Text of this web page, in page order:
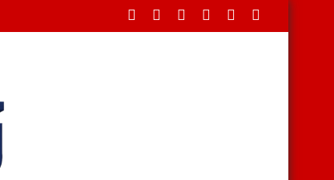
พาน บรรเทาทุกข์ชาวบ้านหลังน้ำป่าหลาก